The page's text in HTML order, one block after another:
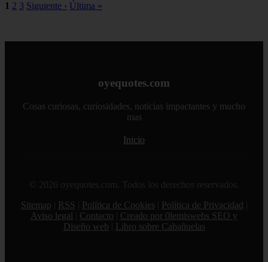
1 2 3 Siguiente › Última »
oyequotes.com
Cosas curiosas, curiosidades, noticias impactantes y mucho
mas
Inicio
© 2026 oyequotes.com. Todos los derechos reservados.
Sitemap
RSS Política de Cookies Política de Privacidad
Aviso legal
Contacto
Creado por 0lemiswebs SEO y
Diseño web
Libro sobre Cabañuelas